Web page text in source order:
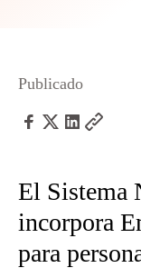
Publicado
El Sistema
incorpora
para